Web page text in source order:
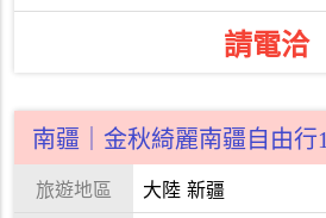
請電洽
南疆｜金秋綺麗南疆自由行
大陸 新疆